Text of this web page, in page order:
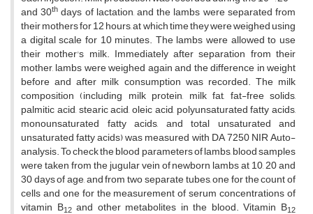
and 30th days of lactation, and the lambs were separated from
their mothers for 12 hours, at which time they were weighed using
a digital scale for 10 minutes. The lambs were allowed to use
their mother's milk. Immediately after separation from their
mother, lambs were weighed again and the difference in weight
before and after milk consumption was recorded. The milk
composition (including milk protein, milk fat, fat-free solids,
palmitic acid, stearic acid, oleic acid, polyunsaturated fatty acids,
monounsaturated fatty acids, and total unsaturated and
unsaturated fatty acids) was measured with DA 7250 NIR Auto-
analysis. To check the blood parameters of lambs, blood samples
were taken from the jugular vein of newborn lambs at 10, 20 and
30 days of age, and from two separate tubes, one for the count of
cells and one for the measurement of serum concentrations of
vitamin B12and other metabolites in the blood. Vitamin B12